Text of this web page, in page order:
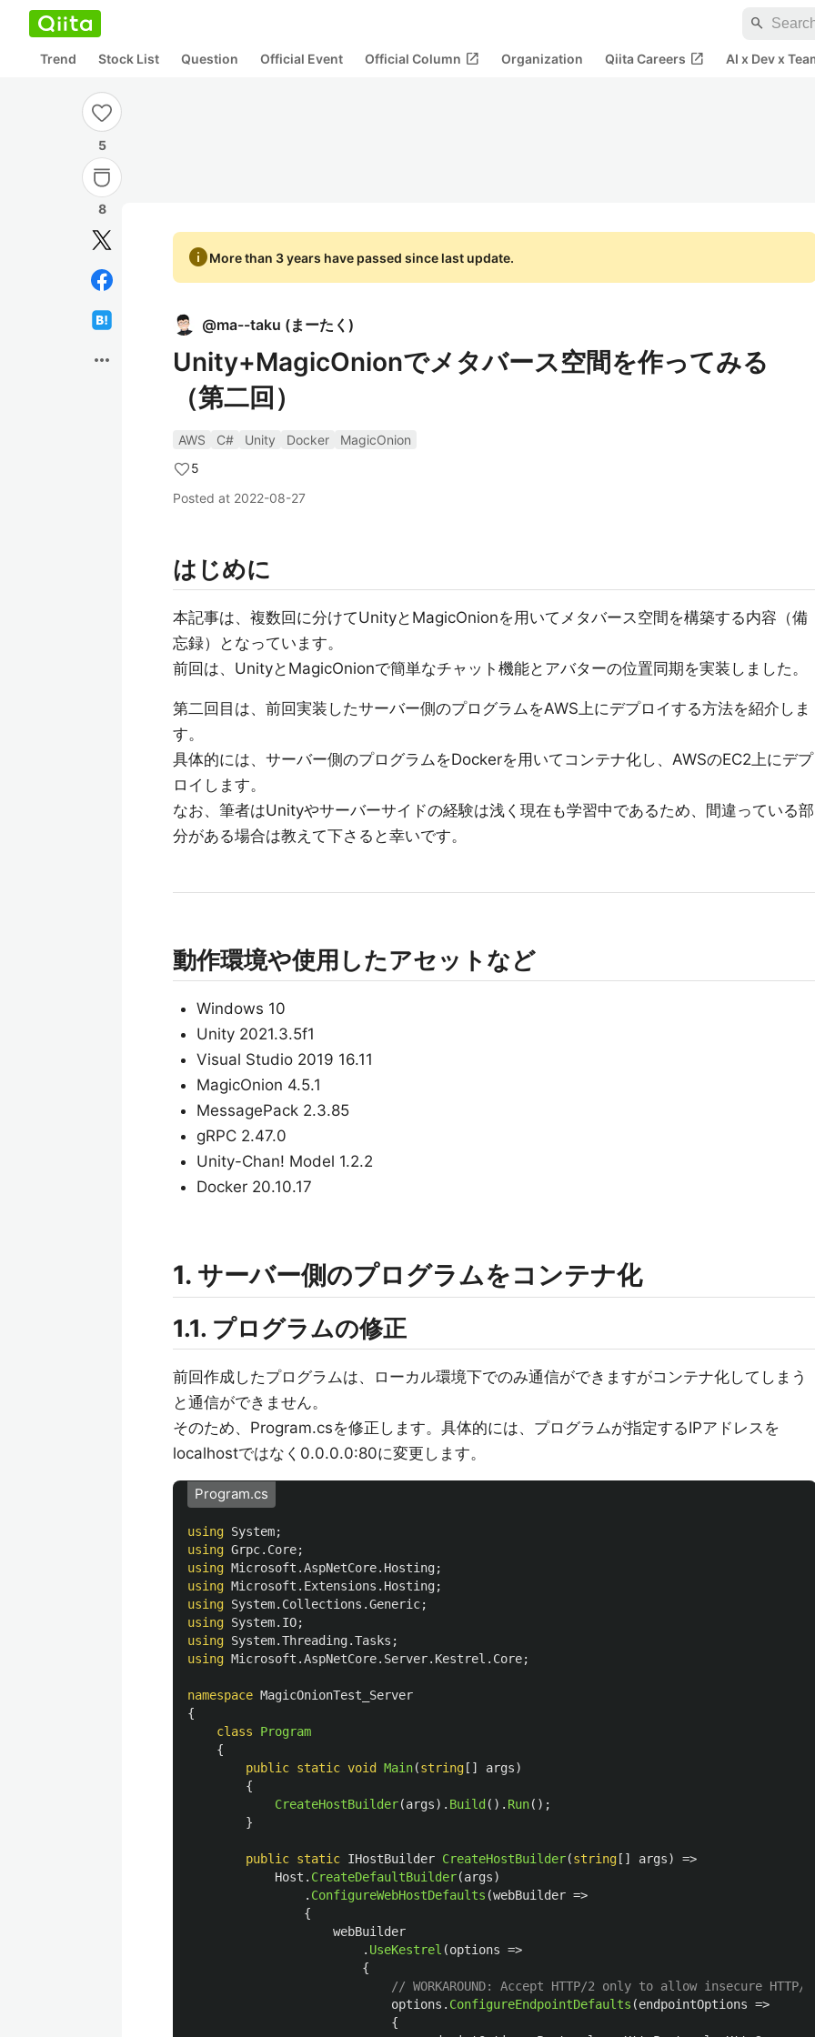
search
Trend Stock List Question Official Event Official Column open_in_new Organization Qiita Careers open_in_new AI x Dev x
5
8
more_horiz
infoMore than 3 years have passed since last update.
@ma--taku (まーたく )
Unity+MagicOnionでメタバース空間を作ってみる
（第二回）
AWS C# Unity Docker
MagicOnion
5
Posted at 2022-08-27
はじめに
本記事は、複数回に分けてUnityとMagicOnionを用いてメタバース空間を構築する内容（備
忘録）となっています。
前回は、UnityとMagicOnionで簡単なチャット機能とアバターの位置同期を実装しました。
第二回目は、前回実装したサーバー側のプログラムをAWS上にデプロイする方法を紹介しま
す。
具体的には、サーバー側のプログラムをDockerを用いてコンテナ化し、AWSのEC2上にデプ
ロイします。
なお、筆者はUnityやサーバーサイドの経験は浅く現在も学習中であるため、間違っている部
分がある場合は教えて下さると幸いです。
動作環境や使用したアセットなど
Windows 10
Unity 2021.3.5f1
Visual Studio 2019 16.11
MagicOnion 4.5.1
MessagePack 2.3.85
gRPC 2.47.0
Unity-Chan! Model 1.2.2
Docker 20.10.17
1. サーバー側のプログラムをコンテナ化
1.1. プログラムの修正
前回作成したプログラムは、ローカル環境下でのみ通信ができますがコンテナ化してしまう
と通信ができません。
そのため、Program.csを修正します。具体的には、プログラムが指定するIPアドレスを
localhostではなく0.0.0.0:80に変更します。
Program.cs
using System;
using Grpc.Core;
using Microsoft.AspNetCore.Hosting;
using Microsoft.Extensions.Hosting;
using System.Collections.Generic;
using System.IO;
using System.Threading.Tasks ;
using Microsoft.AspNetCore.Server.Kestrel.Core;
namespace MagicOnionTest_Server
{
class
Program
{
public static void Main(string [] args)
{
CreateHostBuilder(args). Build (). Run();
}
public static IHostBuilder CreateHostBuilder(string [] args)
=>
Host . CreateDefaultBuilder(args)
. ConfigureWebHostDefaults (webBuilder =>
{
webBuilder
. UseKestrel (options =>
{
// WORKAROUND: Accept HTTP/2 only to allow insecure
options . ConfigureEndpointDefaults (endpointOptions =>
{